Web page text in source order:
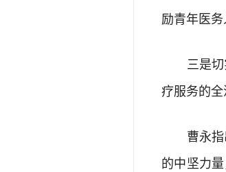
励青年医
三是切实
疗服务的全
曹永指出
的中坚力